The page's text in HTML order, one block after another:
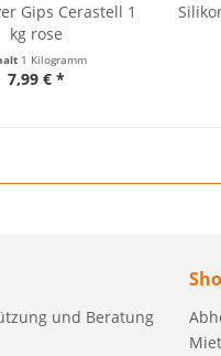
Gips Cerastell 1
kg rose
1 Kilogramm
7,99 € *
und Beratung